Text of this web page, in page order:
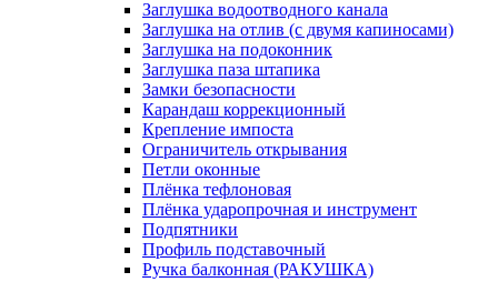
Заглушка водоотводного канала
Заглушка на отлив (с двумя капиносами)
Заглушка на подоконник
Заглушка паза штапика
Замки безопасности
Карандаш коррекционный
Крепление импоста
Ограничитель открывания
Петли оконные
Плёнка тефлоновая
Плёнка ударопрочная и инструмент
Подпятники
Профиль подставочный
Ручка балконная (РАКУШКА)